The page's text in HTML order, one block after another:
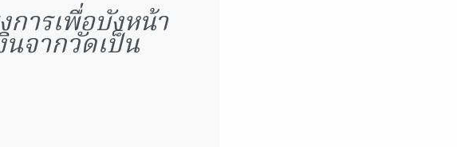
การเพื่อบังหน้า
นจากวัดเป็น